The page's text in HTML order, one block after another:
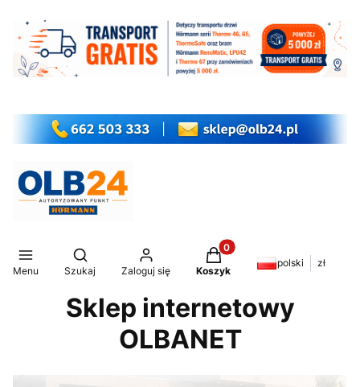
Menu
Otwórz wyszukiwarkę
Szukaj Zaloguj się
Produkty w koszyku: 0.
Koszyk
polski zł
Sklep internetowy
OLBANET